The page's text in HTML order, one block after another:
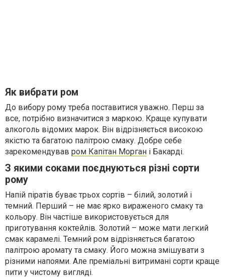
Як вибрати ром
До вибору рому треба поставитися уважно. Перш за
все, потрібно визначитися з маркою. Краще купувати
алкоголь відомих марок. Він відрізняється високою
якістю та багатою палітрою смаку. Добре себе
зарекомендував ром Капітан Морган і Бакарді.
З якими соками поєднуються різні сорти
рому
Напій піратів буває трьох сортів – білий, золотий і
темний. Перший – не має ярко вираженого смаку та
кольору. Він частіше використовується для
приготування коктейлів. Золотий – може мати легкий
смак карамелі. Темний ром відрізняється багатою
палітрою аромату та смаку. Його можна змішувати з
різними напоями. Але преміальні витримані сорти краще
пити у чистому вигляді.